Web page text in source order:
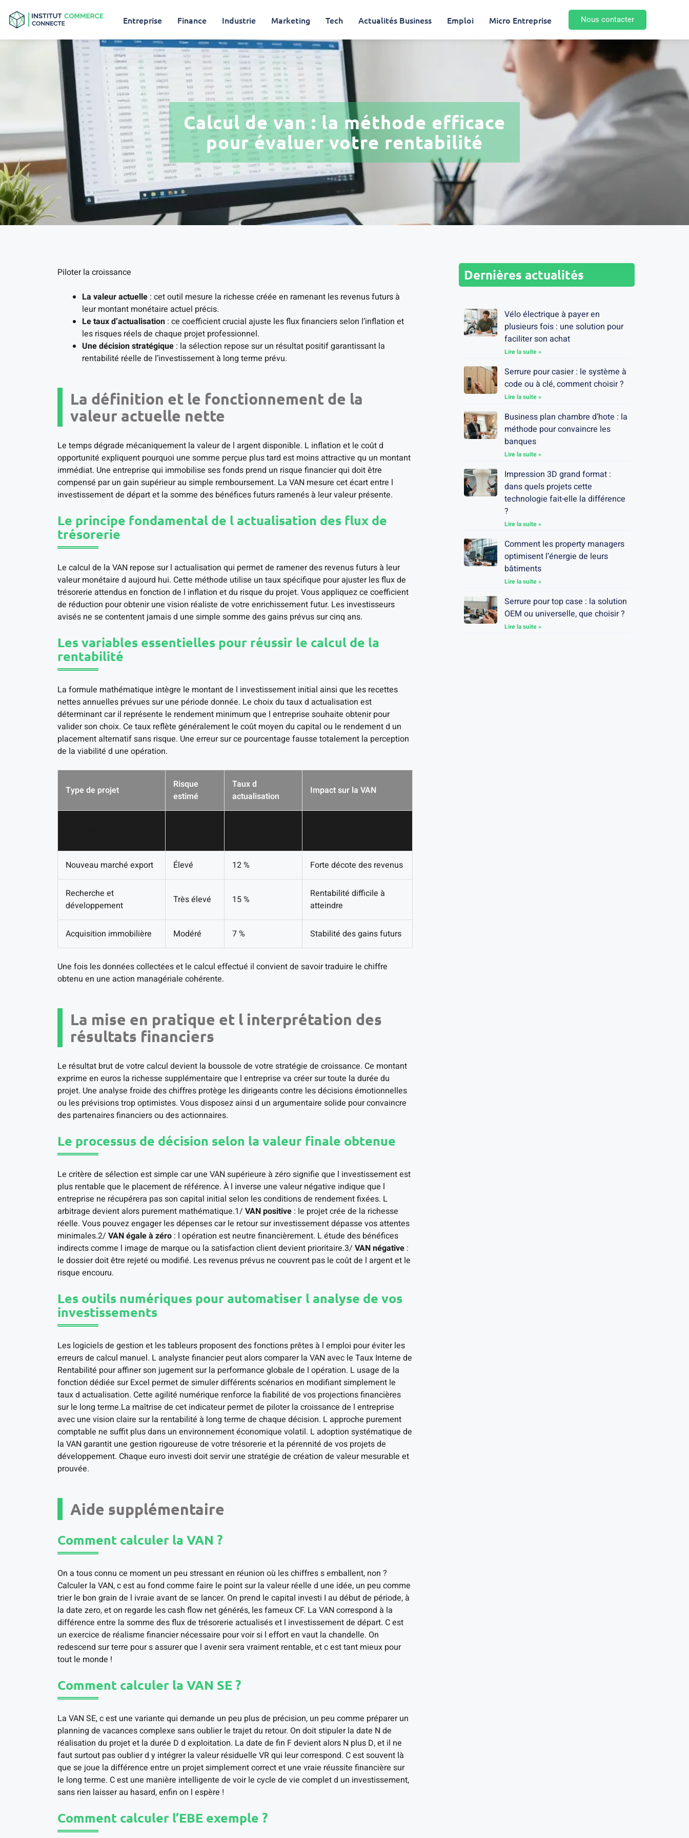
Entreprise Finance Industrie Marketing Tech Actualités Business Emploi Micro Entreprise Nous contacter
Calcul de van : la méthode efficace
pour évaluer votre rentabilité
Piloter la croissance
La valeur actuelle : cet outil mesure la richesse créée en ramenant les revenus futurs à
leur montant monétaire actuel précis.
Le taux d’actualisation : ce coefficient crucial ajuste les flux financiers selon l’inflation et
les risques réels de chaque projet professionnel.
Une décision stratégique : la sélection repose sur un résultat positif garantissant la
rentabilité réelle de l’investissement à long terme prévu.
La définition et le fonctionnement de la
valeur actuelle nette
Le temps dégrade mécaniquement la valeur de l argent disponible. L inflation et le coût d
opportunité expliquent pourquoi une somme perçue plus tard est moins attractive qu un montant
immédiat. Une entreprise qui immobilise ses fonds prend un risque financier qui doit être
compensé par un gain supérieur au simple remboursement. La VAN mesure cet écart entre l
investissement de départ et la somme des bénéfices futurs ramenés à leur valeur présente.
Le principe fondamental de l actualisation des flux de
trésorerie
Le calcul de la VAN repose sur l actualisation qui permet de ramener des revenus futurs à leur
valeur monétaire d aujourd hui. Cette méthode utilise un taux spécifique pour ajuster les flux de
trésorerie attendus en fonction de l inflation et du risque du projet. Vous appliquez ce coefficient
de réduction pour obtenir une vision réaliste de votre enrichissement futur. Les investisseurs
avisés ne se contentent jamais d une simple somme des gains prévus sur cinq ans.
Les variables essentielles pour réussir le calcul de la
rentabilité
La formule mathématique intègre le montant de l investissement initial ainsi que les recettes
nettes annuelles prévues sur une période donnée. Le choix du taux d actualisation est
déterminant car il représente le rendement minimum que l entreprise souhaite obtenir pour
valider son choix. Ce taux reflète généralement le coût moyen du capital ou le rendement d un
placement alternatif sans risque. Une erreur sur ce pourcentage fausse totalement la perception
de la viabilité d une opération.
Type de projet
Risque
estimé
Taux d
actualisation
Impact sur la VAN
Nouveau marché export Élevé 12 % Forte décote des revenus
Recherche et
développement
Très élevé 15 %
Rentabilité difficile à
atteindre
Acquisition immobilière Modéré 7 % Stabilité des gains futurs
Une fois les données collectées et le calcul effectué il convient de savoir traduire le chiffre
obtenu en une action managériale cohérente.
La mise en pratique et l interprétation des
résultats financiers
Le résultat brut de votre calcul devient la boussole de votre stratégie de croissance. Ce montant
exprime en euros la richesse supplémentaire que l entreprise va créer sur toute la durée du
projet. Une analyse froide des chiffres protège les dirigeants contre les décisions émotionnelles
ou les prévisions trop optimistes. Vous disposez ainsi d un argumentaire solide pour convaincre
des partenaires financiers ou des actionnaires.
Le processus de décision selon la valeur finale obtenue
Le critère de sélection est simple car une VAN supérieure à zéro signifie que l investissement est
plus rentable que le placement de référence. À l inverse une valeur négative indique que l
entreprise ne récupérera pas son capital initial selon les conditions de rendement fixées. L
arbitrage devient alors purement mathématique.1/ VAN positive : le projet crée de la richesse
réelle. Vous pouvez engager les dépenses car le retour sur investissement dépasse vos attentes
minimales.2/ VAN égale à zéro : l opération est neutre financièrement. L étude des bénéfices
indirects comme l image de marque ou la satisfaction client devient prioritaire.3/ VAN négative :
le dossier doit être rejeté ou modifié. Les revenus prévus ne couvrent pas le coût de l argent et le
risque encouru.
Les outils numériques pour automatiser l analyse de vos
investissements
Les logiciels de gestion et les tableurs proposent des fonctions prêtes à l emploi pour éviter les
erreurs de calcul manuel. L analyste financier peut alors comparer la VAN avec le Taux Interne de
Rentabilité pour affiner son jugement sur la performance globale de l opération. L usage de la
fonction dédiée sur Excel permet de simuler différents scénarios en modifiant simplement le
taux d actualisation. Cette agilité numérique renforce la fiabilité de vos projections financières
sur le long terme.La maîtrise de cet indicateur permet de piloter la croissance de l entreprise
avec une vision claire sur la rentabilité à long terme de chaque décision. L approche purement
comptable ne suffit plus dans un environnement économique volatil. L adoption systématique de
la VAN garantit une gestion rigoureuse de votre trésorerie et la pérennité de vos projets de
développement. Chaque euro investi doit servir une stratégie de création de valeur mesurable et
prouvée.
Aide supplémentaire
Comment calculer la VAN ?
On a tous connu ce moment un peu stressant en réunion où les chiffres s emballent, non ?
Calculer la VAN, c est au fond comme faire le point sur la valeur réelle d une idée, un peu comme
trier le bon grain de l ivraie avant de se lancer. On prend le capital investi I au début de période, à
la date zero, et on regarde les cash flow net générés, les fameux CF. La VAN correspond à la
différence entre la somme des flux de trésorerie actualisés et l investissement de départ. C est
un exercice de réalisme financier nécessaire pour voir si l effort en vaut la chandelle. On
redescend sur terre pour s assurer que l avenir sera vraiment rentable, et c est tant mieux pour
tout le monde !
Comment calculer la VAN SE ?
La VAN SE, c est une variante qui demande un peu plus de précision, un peu comme préparer un
planning de vacances complexe sans oublier le trajet du retour. On doit stipuler la date N de
réalisation du projet et la durée D d exploitation. La date de fin F devient alors N plus D, et il ne
faut surtout pas oublier d y intégrer la valeur résiduelle VR qui leur correspond. C est souvent là
que se joue la différence entre un projet simplement correct et une vraie réussite financière sur
le long terme. C est une manière intelligente de voir le cycle de vie complet d un investissement,
sans rien laisser au hasard, enfin on l espère !
Comment calculer l’EBE exemple ?
Dernières actualités
Vélo électrique à payer en
plusieurs fois : une solution pour
faciliter son achat
Lire la suite »
Serrure pour casier : le système à
code ou à clé, comment choisir ?
Lire la suite »
Business plan chambre d’hote : la
méthode pour convaincre les
banques
Lire la suite »
Impression 3D grand format :
dans quels projets cette
technologie fait-elle la différence
?
Lire la suite »
Comment les property managers
optimisent l’énergie de leurs
bâtiments
Lire la suite »
Serrure pour top case : la solution
OEM ou universelle, que choisir ?
Lire la suite »